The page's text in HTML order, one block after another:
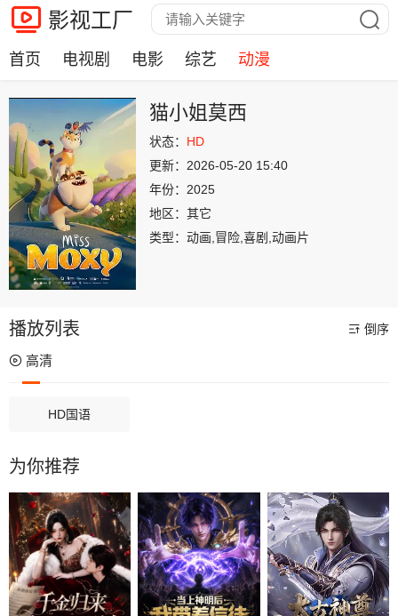
影视工厂
首页 电视剧 电影 综艺 动漫
猫小姐莫西
状态： HD
更新： 2026-05-20 15:40
年份： 2025
地区： 其它
类型： 动画,冒险,喜剧,动画片
播放列表 倒序
高清
HD国语
为你推荐